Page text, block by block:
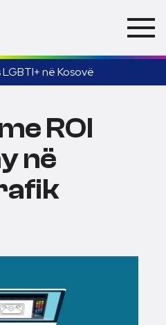
në Kosovë
ROI
në